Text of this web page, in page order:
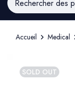
Accueil Medical
SOLD OUT